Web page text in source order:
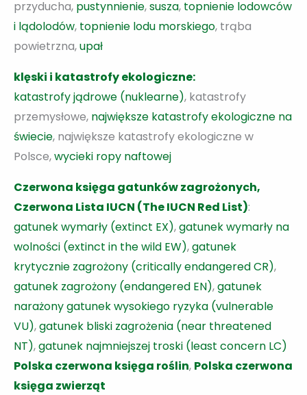
przyducha, pustynnienie,susza, topnienie lodowców
i lądolodów, topnienie lodu morskiego, trąba
powietrzna,upał
klęski i katastrofy ekologiczne:
katastrofy jądrowe (nuklearne), katastrofy
przemysłowe, największe katastrofy ekologiczne na
świecie, największe katastrofy ekologiczne w
Polsce,wycieki ropy naftowej
Czerwona księga gatunków zagrożonych,
Czerwona Lista IUCN (The IUCN Red List):
gatunek wymarły (extinct EX),gatunek wymarły na
wolności (extinct in the wild EW),gatunek
krytycznie zagrożony (critically endangered CR),
gatunek zagrożony (endangered EN),gatunek
narażony gatunek wysokiego ryzyka (vulnerable
VU),gatunek bliski zagrożenia (near threatened
NT),gatunek najmniejszej troski (least concern LC)
Polska czerwona księga roślin, Polska czerwona
księga zwierząt